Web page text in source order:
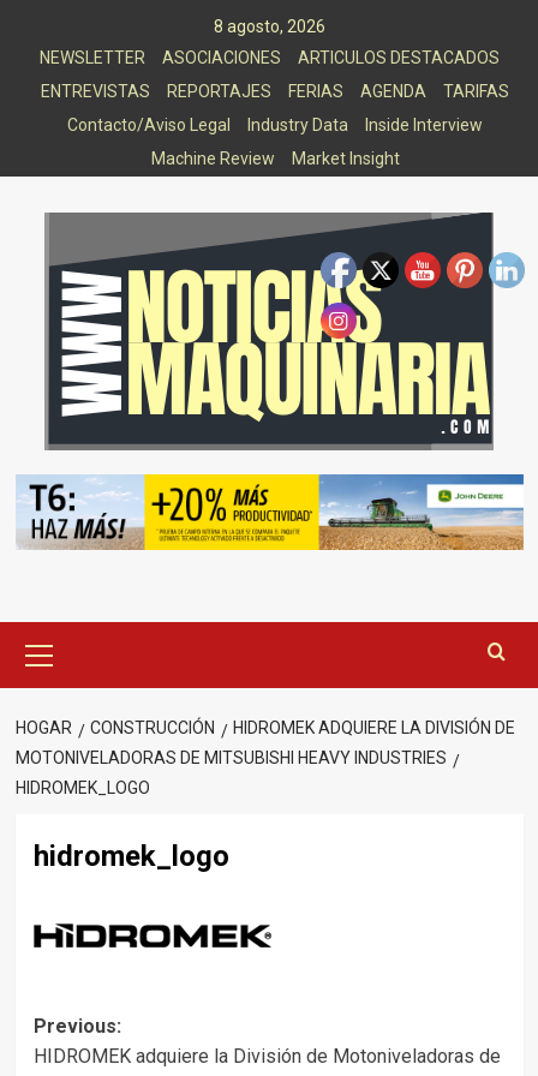
8 agosto, 2026
NEWSLETTER
ASOCIACIONES
ARTICULOS DESTACADOS
ENTREVISTAS
REPORTAJES FERIAS AGENDA
TARIFAS
Contacto/Aviso Legal
Industry Data
Inside Interview
Machine Review
Market Insight
principal
HOGAR CONSTRUCCIÓN
HIDROMEK ADQUIERE LA DIVISIÓN DE
MOTONIVELADORAS DE MITSUBISHI HEAVY INDUSTRIES
HIDROMEK_LOGO
hidromek_logo
Post
Previous:
HIDROMEK adquiere la División de Motoniveladoras de